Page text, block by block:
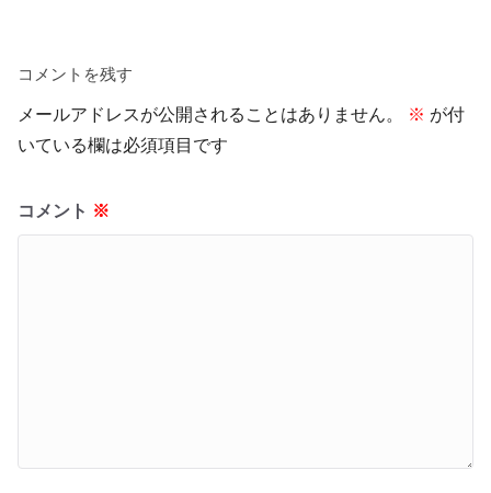
コメントを残す
メールアドレスが公開されることはありません。 ※ が付
いている欄は必須項目です
コメント ※